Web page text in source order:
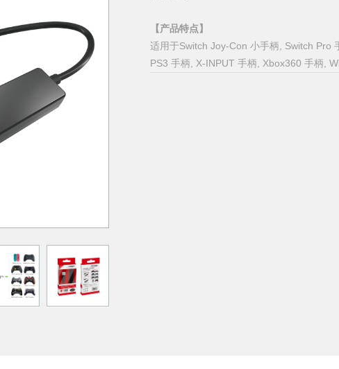
【产品特点】
适用于Switch Joy-Con 小手柄, Switch Pro
PS3 手柄, X-INPUT 手柄, Xbox360 手柄,